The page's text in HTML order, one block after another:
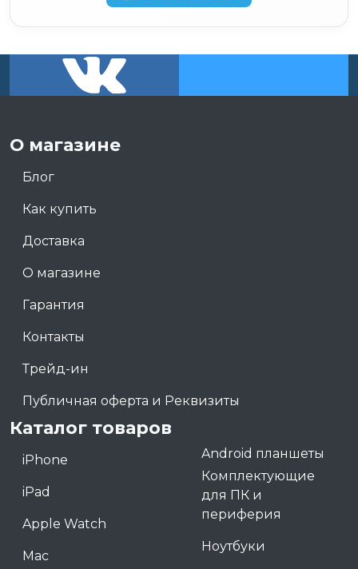
О магазине
Блог
Как купить
Доставка
О магазине
Гарантия
Контакты
Трейд-ин
Публичная оферта и Реквизиты
Каталог товаров
iPhone
iPad
Apple Watch
Mac
Android планшеты
Комплектующие
для ПК и
периферия
Ноутбуки